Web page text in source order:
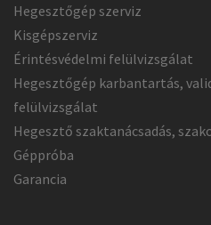
Hegesztőgép szerviz
Kisgépszerviz
Érintésvédelmi felülvizsgálat
Hegesztőgép karbantartás,
felülvizsgálat
Hegesztő szaktanácsadás,
Géppróba
Garancia